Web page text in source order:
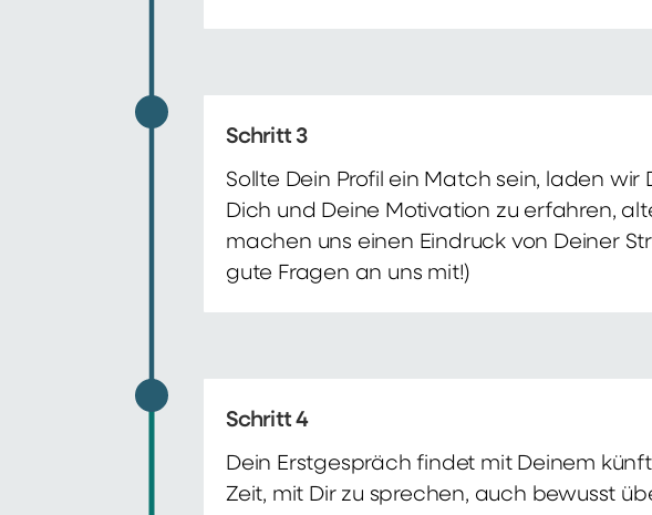
Schritt 3
Sollte Dein Profil ein Match sein, laden
Dich und Deine Motivation zu erfahren,
machen uns einen Eindruck von Deiner
gute Fragen an uns mit!)
Schritt 4
Dein Erstgespräch findet mit Deinem
Zeit, mit Dir zu sprechen, auch bewusst